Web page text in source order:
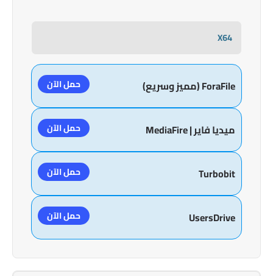
X64
ForaFile (مميز وسريع) حمل الآن
ميديا فاير | MediaFire حمل الآن
Turbobit حمل الآن
UsersDrive حمل الآن